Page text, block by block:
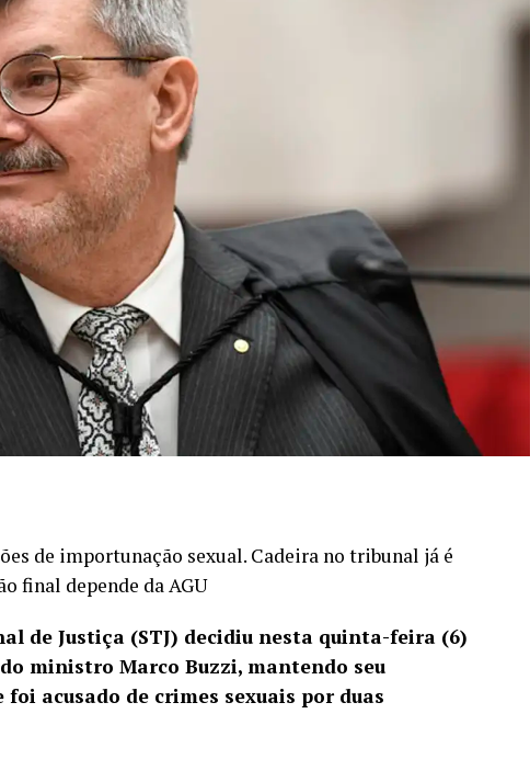
de importunação sexual. Cadeira no tribunal já é
final depende da AGU
de Justiça (STJ) decidiu nesta quinta-feira (6)
ministro Marco Buzzi, mantendo seu
acusado de crimes sexuais por duas